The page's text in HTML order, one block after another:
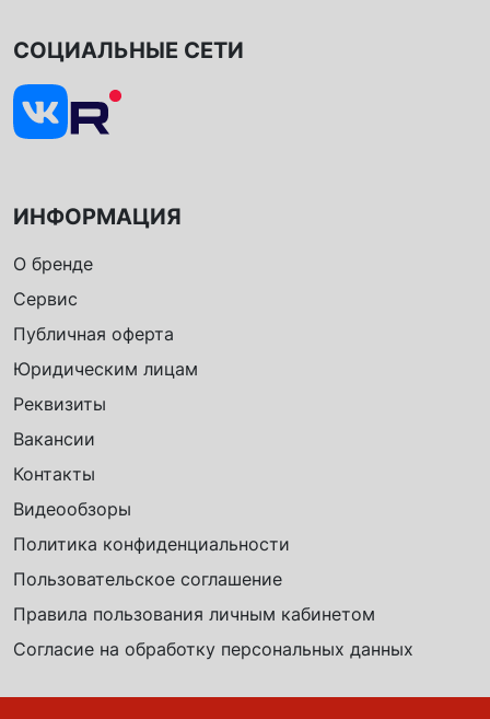
ИНФОРМАЦИЯ
О бренде
Сервис
Публичная оферта
Юридическим лицам
Реквизиты
Вакансии
Контакты
Видеообзоры
Политика конфиденциальности
Пользовательское соглашение
Правила пользования личным кабинетом
Согласие на обработку персональных данных
СОЦИАЛЬНЫЕ СЕТИ